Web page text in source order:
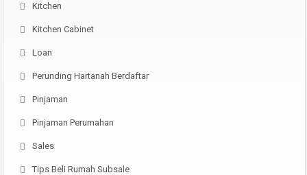
Kitchen
Kitchen Cabinet
Loan
Perunding Hartanah Berdaftar
Pinjaman
Pinjaman Perumahan
Sales
Tips Beli Rumah Subsale